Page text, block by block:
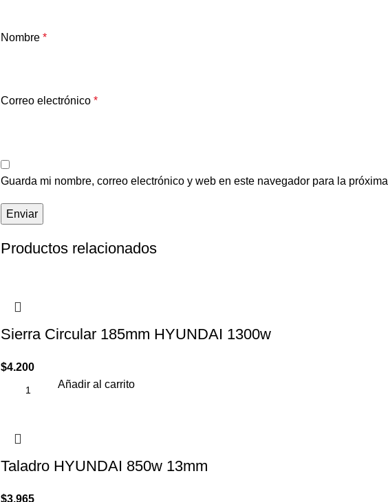
Nombre *
Correo electrónico *
Guarda mi nombre, correo electrónico y web en este navegador para la
Productos relacionados
Sierra Circular 185mm HYUNDAI 1300w
$4.200
Añadir al carrito
Taladro HYUNDAI 850w 13mm
$3.965